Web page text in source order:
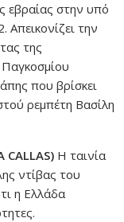
εβραίας στην υπό
την
της
που βρίσκει
ρεμπέτη Βασίλη
Η ταινία
ντίβας του
η Ελλάδα